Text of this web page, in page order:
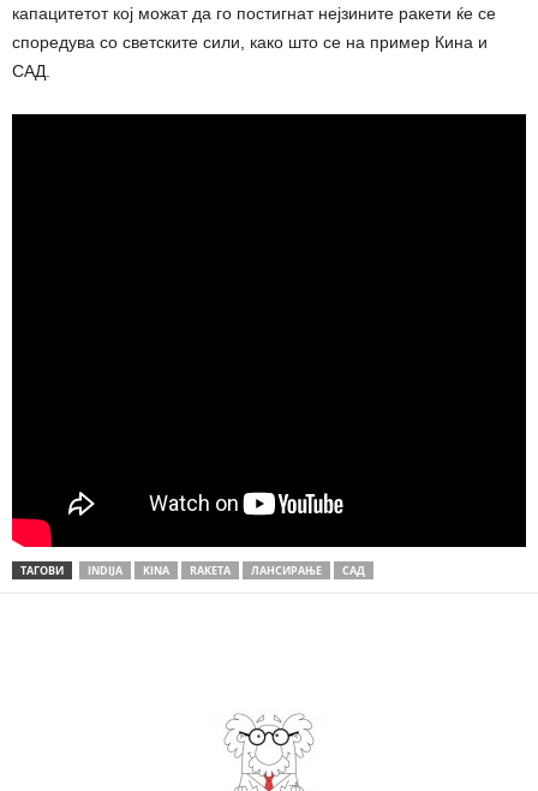
капацитетот кој можат да го постигнат нејзините ракети ќе се
споредува со светските сили, како што се на пример Кина и
САД.
ТАГОВИ INDIJA KINA RAKETA ЛАНСИРАЊЕ САД